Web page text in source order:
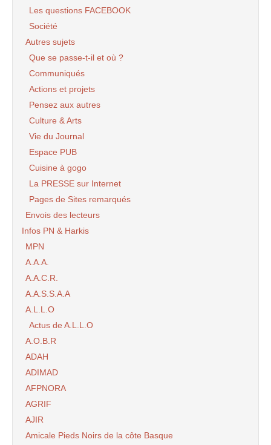
Les questions FACEBOOK
Société
Autres sujets
Que se passe-t-il et où ?
Communiqués
Actions et projets
Pensez aux autres
Culture & Arts
Vie du Journal
Espace PUB
Cuisine à gogo
La PRESSE sur Internet
Pages de Sites remarqués
Envois des lecteurs
Infos PN & Harkis
MPN
A.A.A.
A.A.C.R.
A.A.S.S.A.A
A.L.L.O
Actus de A.L.L.O
A.O.B.R
ADAH
ADIMAD
AFPNORA
AGRIF
AJIR
Amicale Pieds Noirs de la côte Basque